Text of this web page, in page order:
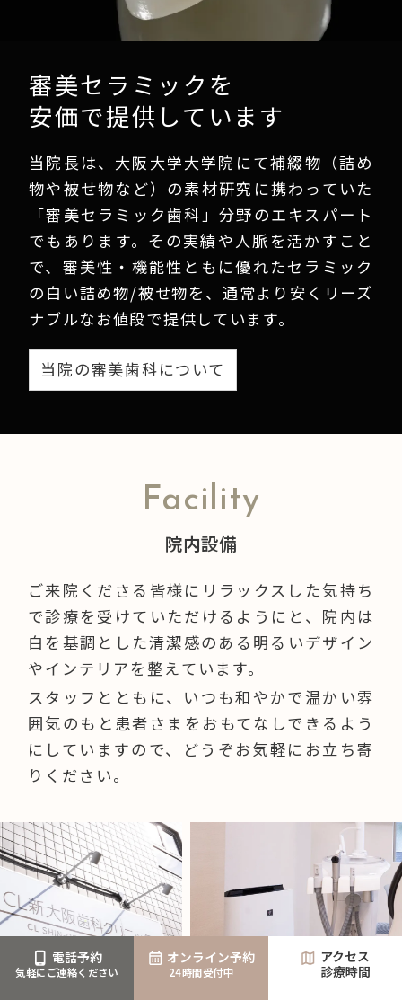
審美セラミックを
安価で提供しています
当院長は、大阪大学大学院にて補綴物（詰め
物や被せ物など）の素材研究に携わっていた
「審美セラミック歯科」分野のエキスパート
でもあります。その実績や人脈を活かすこと
で、審美性・機能性ともに優れたセラミック
の白い詰め物/被せ物を、通常より安くリーズ
ナブルなお値段で提供しています。
当院の審美歯科について
Facility
院内設備
ご来院くださる皆様にリラックスした気持ち
で診療を受けていただけるようにと、院内は
白を基調とした清潔感のある明るいデザイン
やインテリアを整えています。
スタッフとともに、いつも和やかで温かい雰
囲気のもと患者さまをおもてなしできるよう
にしていますので、どうぞお気軽にお立ち寄
りください。
電話予約
気軽にご連絡ください
オンライン予約
24時間受付中
アクセス
診療時間